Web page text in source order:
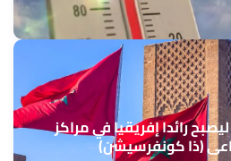
رائدا إفريقيا في مراكز
(ذا كونفرسيشن)